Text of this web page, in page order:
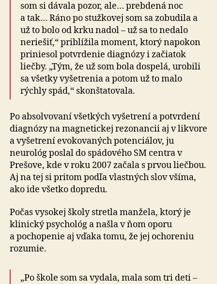
som si dávala pozor, ale… prebdená noc
a tak… Ráno po stužkovej som sa zobudila a
už to bolo od krku nadol – už sa to nedalo
neriešiť,“ priblížila moment, ktorý napokon
priniesol potvrdenie diagnózy i začiatok
liečby. „Tým, že už som bola dospelá, urobili
sa všetky vyšetrenia a potom už to malo
rýchly spád,“ skonštatovala.
Po absolvovaní všetkých vyšetrení a potvrdení
diagnózy na magnetickej rezonancii aj v likvore
a vyšetrení evokovaných potenciálov, ju
neurológ poslal do spádového SM centra v
Prešove, kde v roku 2007 začala s prvou liečbou.
Aj na tej si pritom podľa vlastných slov všíma,
ako ide všetko dopredu.
Počas vysokej školy stretla manžela, ktorý je
klinický psychológ a našla v ňom oporu
a pochopenie aj vďaka tomu, že jej ochoreniu
rozumie.
„Po škole som sa vydala, mala som tri deti –